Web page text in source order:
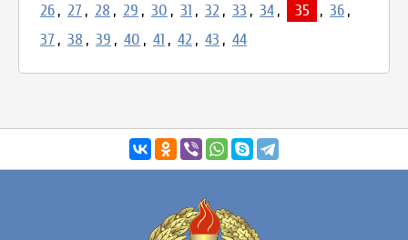
26, 27 , 28 , 29 , 30 , 31 , 32 , 33 , 34, 35 , 36,
37 , 38 , 39 , 40 , 41 , 42 , 43 , 44